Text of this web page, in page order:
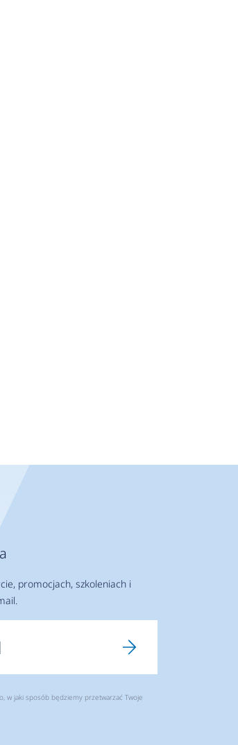
promocjach, szkoleniach i
w jaki sposób będziemy przetwarzać Twoje